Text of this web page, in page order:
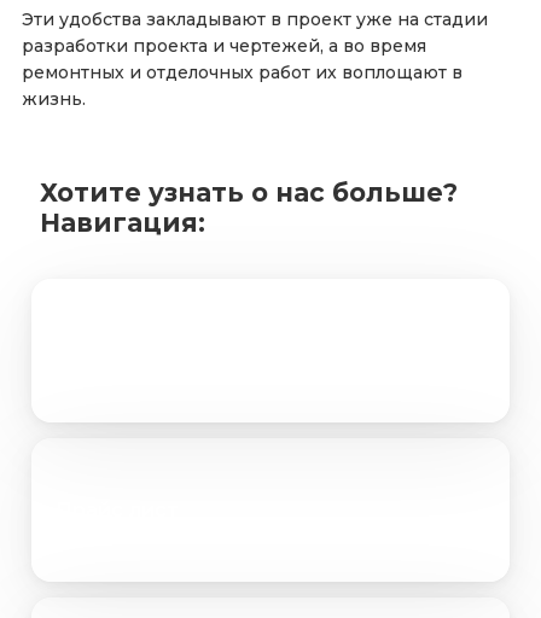
Эти удобства закладывают в проект уже на стадии
разработки проекта и чертежей, а во время
ремонтных и отделочных работ их воплощают в
жизнь.
Хотите узнать о нас больше?
Навигация: